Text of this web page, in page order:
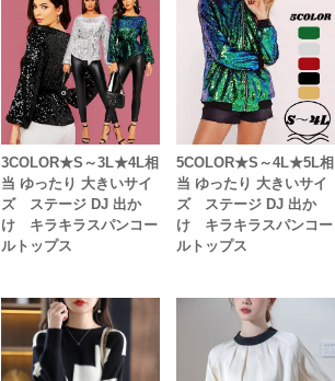
3COLOR★S～3L★4L相
当 ゆったり 大きいサイ
ズ ステージ DJ 出か
け キラキラスパンコー
ルトップス
5COLOR★S～4L★5L相
当 ゆったり 大きいサイ
ズ ステージ DJ 出か
け キラキラスパンコー
ルトップス